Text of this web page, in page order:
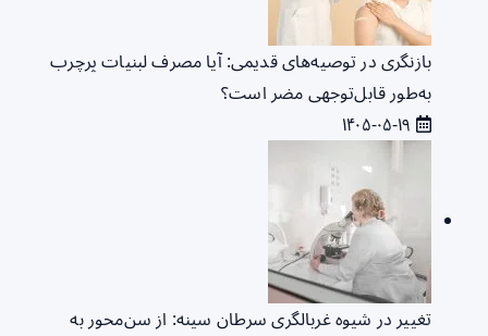
بازنگری در توصیه‌های قدیمی: آیا مصرف لبنیات پرچرب
به‌طور قابل‌توجهی مضر است؟
تغییر در شیوه غربالگری سرطان سینه: از سن‌محور به